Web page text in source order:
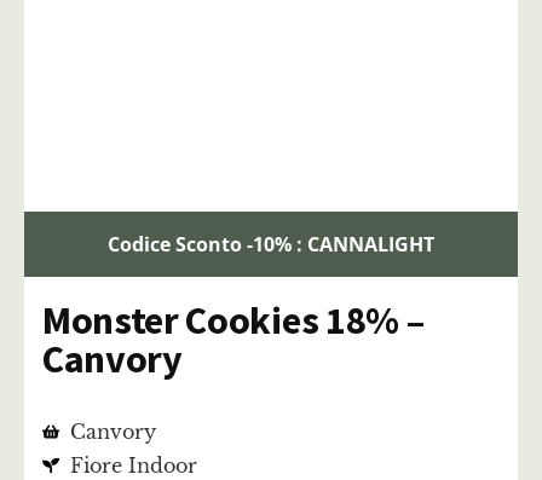
Codice Sconto -10% : CANNALIGHT
Monster Cookies 18% –
Canvory
Canvory
Fiore Indoor